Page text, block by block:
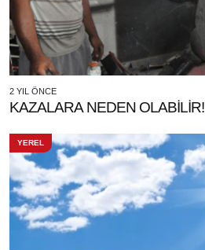
2 YIL ÖNCE
KAZALARA NEDEN OLABİLİR!
YEREL